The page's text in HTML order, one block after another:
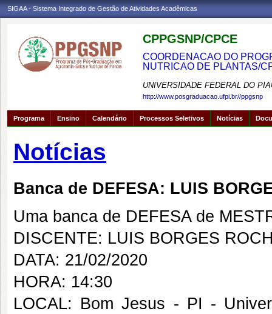
SIGAA - Sistema Integrado de Gestão de Atividades Acadêmicas
CPPGSNP/CPCE
COORDENACAO DO
NUTRICAO DE PLANTAS/
UNIVERSIDADE FEDERAL DO
http://www.posgraduacao.ufpi.br//ppgsnp
Programa Ensino Calendário Processos Seletivos Notícias
Notícias
Banca de DEFESA: LUIS
Uma banca de DEFESA de
DISCENTE: LUIS BORGES
DATA: 21/02/2020
HORA: 14:30
LOCAL: Bom Jesus - PI -